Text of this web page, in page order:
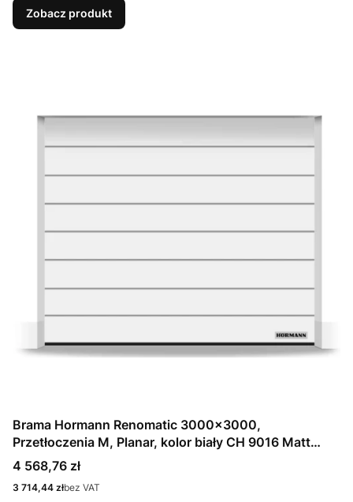
Zobacz produkt
Brama Hormann Renomatic 3000x3000,
Przetłoczenia M, Planar, kolor biały CH 9016 Matt
deluxe + Prowadzenie N
Cena
4 568,76 zł
Cena
3 714,44 złbez VAT